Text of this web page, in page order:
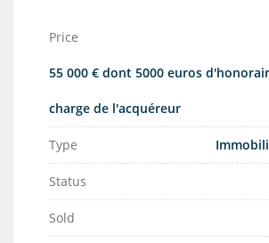
Price
55 000 € dont 5000 euros
charge de l'acquéreur
Type
Status
Sold